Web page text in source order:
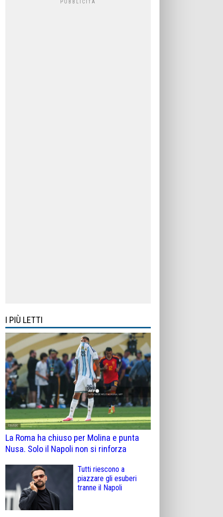
I PIÙ LETTI
La Roma ha chiuso per Molina e punta
Nusa. Solo il Napoli non si rinforza
Tutti riescono a
piazzare gli esuberi
tranne il Napoli